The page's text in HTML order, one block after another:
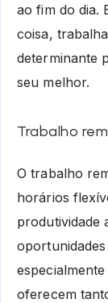
ao fim do dia.
coisa,
determinante
seu melhor.
Trabalho
O trabalho
horários
produtividade
oferecem